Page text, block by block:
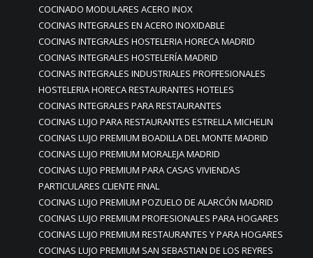
COCINADO MODULARES ACERO INOX
COCINAS INTEGRALES EN ACERO INOXIDABLE
COCINAS INTEGRALES HOSTELERIA HORECA MADRID
COCINAS INTEGRALES HOSTELERÍA MADRID
COCINAS INTEGRALES INDUSTRIALES PROFFESIONALES
HOSTELERIA HORECA RESTAURANTES HOTELES
COCINAS INTEGRALES PARA RESTAURANTES
COCINAS LUJO PARA RESTAURANTES ESTRELLA MICHELIN
COCINAS LUJO PREMIUM BOADILLA DEL MONTE MADRID
COCINAS LUJO PREMIUM MORALEJA MADRID
COCINAS LUJO PREMIUM PARA CASAS VIVIENDAS
PARTICULARES CLIENTE FINAL
COCINAS LUJO PREMIUM POZUELO DE ALARCÓN MADRID
COCINAS LUJO PREMIUM PROFESIONALES PARA HOGARES
COCINAS LUJO PREMIUM RESTAURANTES Y PARA HOGARES
COCINAS LUJO PREMIUM SAN SEBASTIAN DE LOS REYRES